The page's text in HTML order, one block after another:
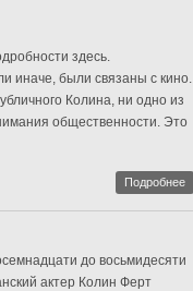
здесь.
иначе, были связаны с кино.
Колина, ни одно из
общественности. Это
Подробнее
до восьмидесяти
актер Колин Ферт